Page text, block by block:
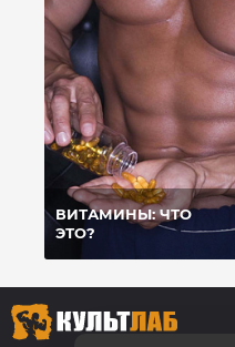
ВИТАМИНЫ: ЧТО
ЭТО?